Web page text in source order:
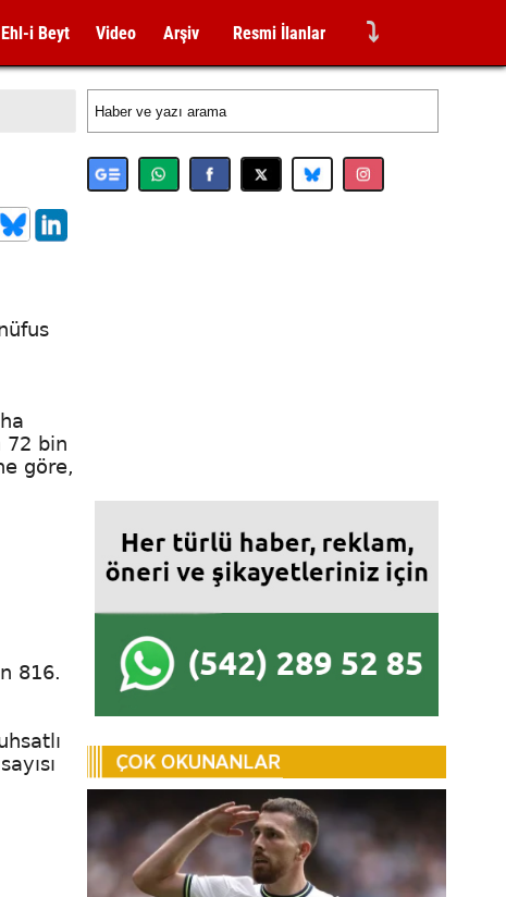
Ehl-i Beyt Video Arşiv Resmi İlanlar ⤵
72 bin
göre,
816.